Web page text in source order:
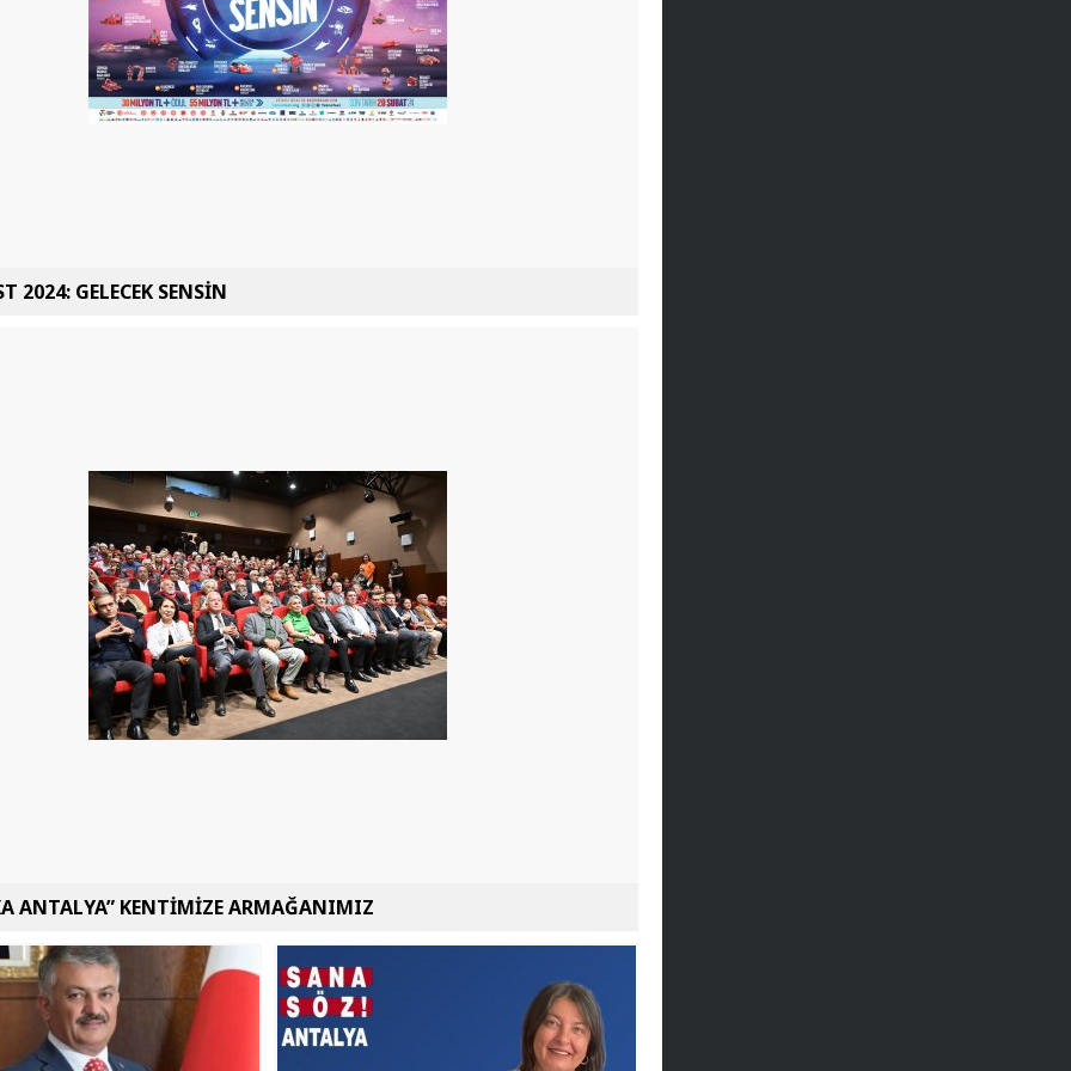
2024: GELECEK SENSİN
ANTALYA” KENTİMİZE ARMAĞANIMIZ